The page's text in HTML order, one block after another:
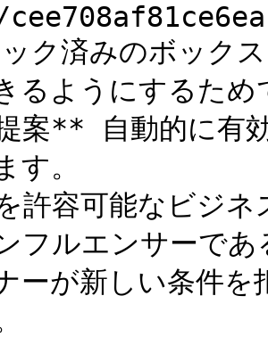
ク済みのボック
るようにするため
す。
フルエンサーで
ーが新しい条件を